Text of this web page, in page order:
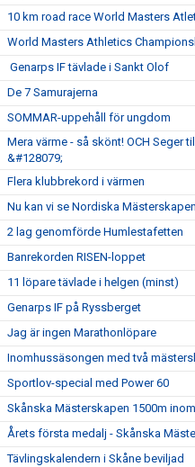
10 km road race World Masters
World Masters Athletics
Genarps IF tävlade i Sankt Olof
De 7 Samurajerna
SOMMAR-uppehåll för ungdom
Mera värme - så skönt! OCH Seger
&#128079;
Flera klubbrekord i värmen
Nu kan vi se Nordiska
2 lag genomförde Humlestafetten
Banrekorden RISEN-loppet
11 löpare tävlade i helgen (minst)
Genarps IF på Ryssberget
Jag är ingen Marathonlöpare
Inomhussäsongen med två
Sportlov-special med Power 60
Skånska Mästerskapen 1500m
Årets första medalj - Skånska
Tävlingskalendern i Skåne beviljad